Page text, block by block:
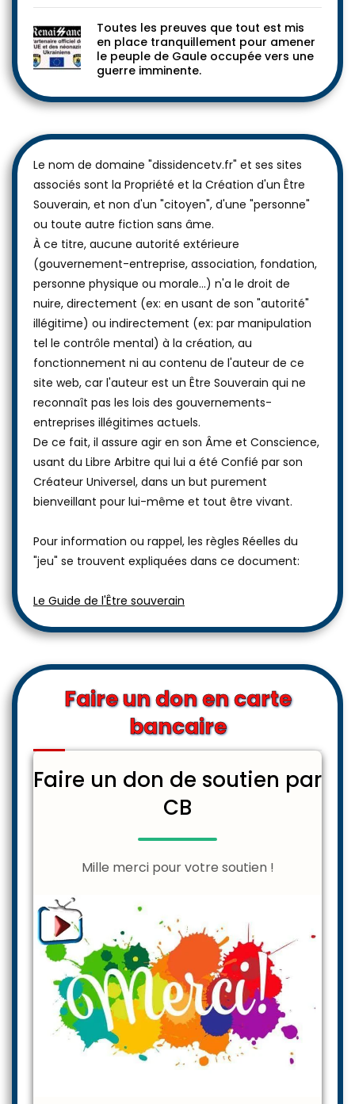
Toutes les preuves que tout est mis
en place tranquillement pour amener
le peuple de Gaule occupée vers une
guerre imminente.
Le nom de domaine "dissidencetv.fr" et ses sites
associés sont la Propriété et la Création d'un Être
Souverain, et non d'un "citoyen", d'une "personne"
ou toute autre fiction sans âme.
À ce titre, aucune autorité extérieure
(gouvernement-entreprise, association, fondation,
personne physique ou morale...) n'a le droit de
nuire, directement (ex: en usant de son "autorité"
illégitime) ou indirectement (ex: par manipulation
tel le contrôle mental) à la création, au
fonctionnement ni au contenu de l'auteur de ce
site web, car l'auteur est un Être Souverain qui ne
reconnaît pas les lois des gouvernements-
entreprises illégitimes actuels.
De ce fait, il assure agir en son Âme et Conscience,
usant du Libre Arbitre qui lui a été Confié par son
Créateur Universel, dans un but purement
bienveillant pour lui-même et tout être vivant.
Pour information ou rappel, les règles Réelles du
"jeu" se trouvent expliquées dans ce document:
Le Guide de l'Être souverain
Faire un don en carte
bancaire
Faire un don de soutien par
CB
Mille merci pour votre soutien !